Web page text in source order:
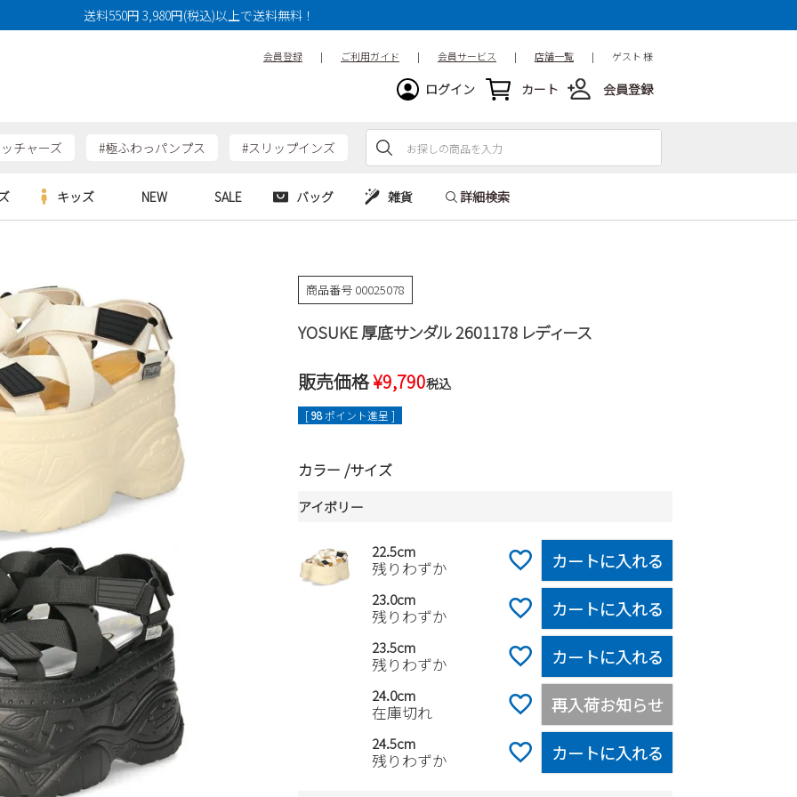
送料550円 3,980円(税込)以上で送料無料！
会員登録 | ご利用ガイド | 会員サービス | 店舗一覧 | ゲスト 様
ログイン カート 会員登録
チャーズ #極ふわっパンプス #スリップインズ
ューズ
moz
new balance
puma
ワークシューズ
ブーツ
ウェア
キッズ NEW SALE バッグ
ーバッグ
雑貨 詳細検索
商品番号 00025078
YOSUKE 厚底サンダル 2601178 レディース
販売価格¥9,790税込
[98ポイント進呈 ]
カラー サイズ
アイボリー
22.5cm
残りわずか カートに入れる
23.0cm
残りわずか カートに入れる
23.5cm
残りわずか カートに入れる
24.0cm
在庫切れ 再入荷お知らせ
24.5cm
残りわずか カートに入れる